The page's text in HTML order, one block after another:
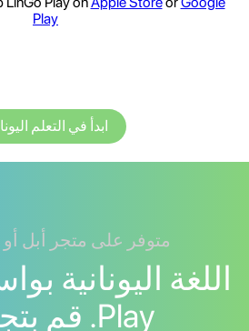
Play
ابدأ في التعلم
متوفر على متجر أبل
Play. قم بتجربته!